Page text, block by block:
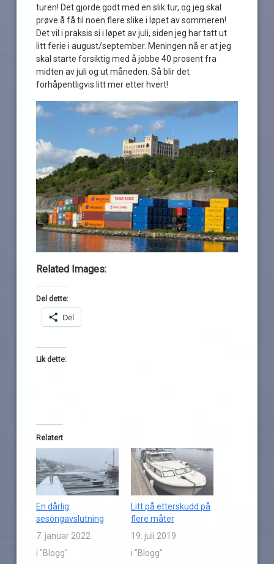
turen! Det gjorde godt med en slik tur, og jeg skal
prøve å få til noen flere slike i løpet av sommeren!
Det vil i praksis si i løpet av juli, siden jeg har tatt ut
litt ferie i august/september. Meningen nå er at jeg
skal starte forsiktig med å jobbe 40 prosent fra
midten av juli og ut måneden. Så blir det
forhåpentligvis litt mer etter hvert!
Related Images:
Del dette:
Del
Lik dette:
Relatert
En dårlig
sesongavslutning
7. januar 2022
i "Blogg"
Litt på etterskudd på
flere måter
19. juli 2019
i "Blogg"